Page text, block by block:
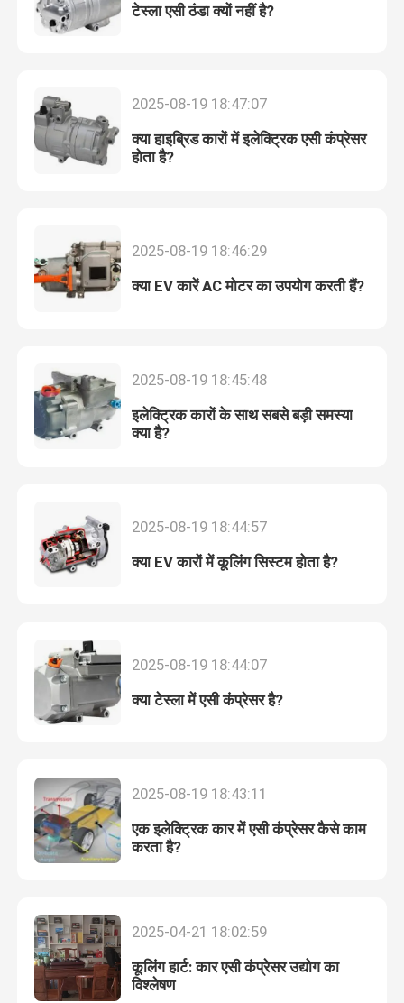
उत्पाद
हमारे बारे में
कारखाने का दौरा
समाचार
एक बोली का अनुरोध
ईवी कार एसी कंप्रेसर
टेस्ला एसी ठंडा क्यों नहीं है?
2025-08-19 18:47:07
क्या हाइब्रिड कारों में इलेक्ट्रिक एसी कंप्रेसर
होता है?
2025-08-19 18:46:29
क्या EV कारें AC मोटर का उपयोग करती हैं?
2025-08-19 18:45:48
इलेक्ट्रिक कारों के साथ सबसे बड़ी समस्या
क्या है?
2025-08-19 18:44:57
क्या EV कारों में कूलिंग सिस्टम होता है?
2025-08-19 18:44:07
क्या टेस्ला में एसी कंप्रेसर है?
2025-08-19 18:43:11
एक इलेक्ट्रिक कार में एसी कंप्रेसर कैसे काम
करता है?
2025-04-21 18:02:59
कूलिंग हार्ट: कार एसी कंप्रेसर उद्योग का
विश्लेषण